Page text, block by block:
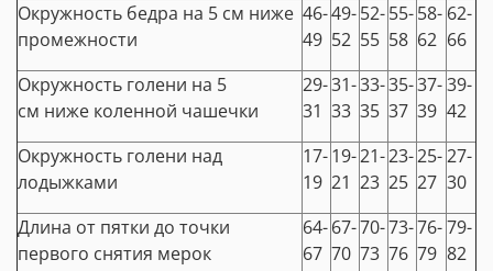
Окружность бедра на 5 см ниже
промежности
46-
49
49-
52
52-
55
55-
58
58-
62
62-
66
Окружность голени на 5
см ниже коленной чашечки
29-
31
31-
33
33-
35
35-
37
37-
39
39-
42
Окружность голени над
лодыжками
17-
19
19-
21
21-
23
23-
25
25-
27
27-
30
Длина от пятки до точки
первого снятия мерок
64-
67
67-
70
70-
73
73-
76
76-
79
79-
82